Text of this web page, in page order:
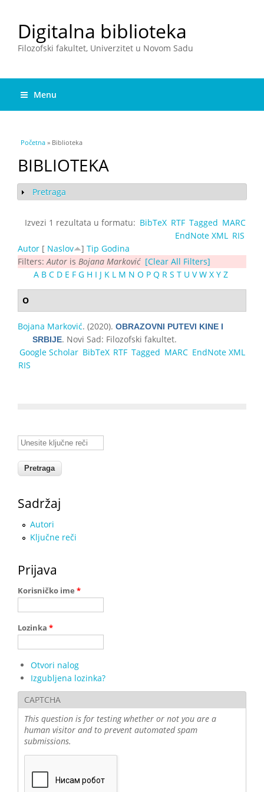
Digitalna biblioteka
Filozofski fakultet, Univerzitet u Novom Sadu
Menu
You are here
Početna » Biblioteka
BIBLIOTEKA
Show
Pretraga
Izvezi 1 rezultata u formatu: BibTeX RTF Tagged MARC
EndNote XML
RIS
Autor [ Naslov ] Tip Godina
Filters: Autor is Bojana Marković [Clear All Filters]
A B C D E F G H I J K L M N O P Q R S T U V W X Y Z
O
Bojana Marković. (2020). OBRAZOVNI PUTEVI KINE I
SRBIJE. Novi Sad: Filozofski fakultet.
Google Scholar BibTeX RTF Tagged MARC EndNote XML
RIS
Unesite ključne reči
Sadržaj
Autori
Ključne reči
Prijava
Korisničko ime *
Lozinka *
Otvori nalog
Izgubljena lozinka?
CAPTCHA
This question is for testing whether or not you are a
human visitor and to prevent automated spam
submissions.